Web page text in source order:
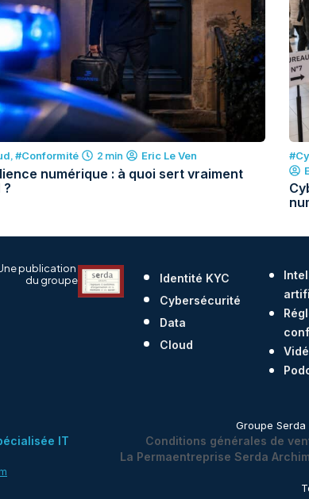
,#Conformité 2 min Eric Le Ven
numérique : à quoi sert vraiment
?
publication
du groupe
Identité KYC
Cybersécurité
Data
Cloud
IT
Groupe Serda |
Conditions générales de
La Permaentreprise Serda